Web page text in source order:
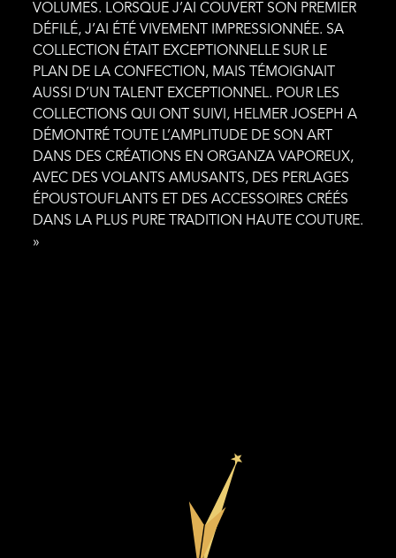
VOLUMES. LORSQUE J’AI COUVERT SON PREMIER
DÉFILÉ, J’AI ÉTÉ VIVEMENT IMPRESSIONNÉE. SA
COLLECTION ÉTAIT EXCEPTIONNELLE SUR LE
PLAN DE LA CONFECTION, MAIS TÉMOIGNAIT
AUSSI D’UN TALENT EXCEPTIONNEL. POUR LES
COLLECTIONS QUI ONT SUIVI, HELMER JOSEPH A
DÉMONTRÉ TOUTE L’AMPLITUDE DE SON ART
DANS DES CRÉATIONS EN ORGANZA VAPOREUX,
AVEC DES VOLANTS AMUSANTS, DES PERLAGES
ÉPOUSTOUFLANTS ET DES ACCESSOIRES CRÉÉS
DANS LA PLUS PURE TRADITION HAUTE COUTURE.
»